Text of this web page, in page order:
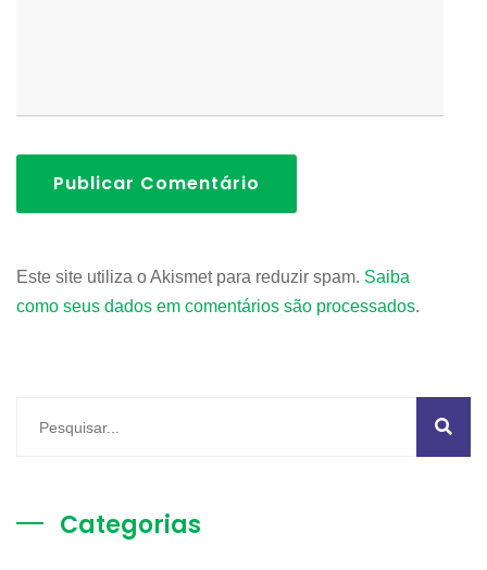
Publicar Comentário
Este site utiliza o Akismet para reduzir spam. Saiba
como seus dados em comentários são processados.
Categorias